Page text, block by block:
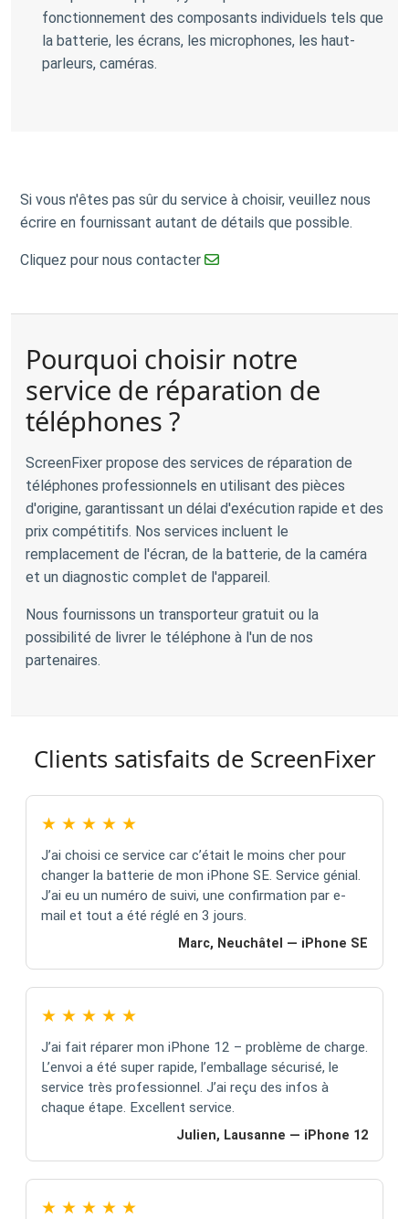
fonctionnement des composants individuels tels que
la batterie, les écrans, les microphones, les haut-
parleurs, caméras.
Si vous n'êtes pas sûr du service à choisir, veuillez nous
écrire en fournissant autant de détails que possible.
Cliquez pour nous contacter
Pourquoi choisir notre
service de réparation de
téléphones ?
ScreenFixer propose des services de réparation de
téléphones professionnels en utilisant des pièces
d'origine, garantissant un délai d'exécution rapide et des
prix compétitifs. Nos services incluent le
remplacement de l'écran, de la batterie, de la caméra
et un diagnostic complet de l'appareil.
Nous fournissons un transporteur gratuit ou la
possibilité de livrer le téléphone à l'un de nos
partenaires.
Clients satisfaits de ScreenFixer
★ ★ ★ ★ ★
J’ai choisi ce service car c’était le moins cher pour
changer la batterie de mon iPhone SE. Service génial.
J’ai eu un numéro de suivi, une confirmation par e-
mail et tout a été réglé en 3 jours.
Marc, Neuchâtel — iPhone SE
★ ★ ★ ★ ★
J’ai fait réparer mon iPhone 12 – problème de charge.
L’envoi a été super rapide, l’emballage sécurisé, le
service très professionnel. J’ai reçu des infos à
chaque étape. Excellent service.
Julien, Lausanne — iPhone 12
★ ★ ★ ★ ★